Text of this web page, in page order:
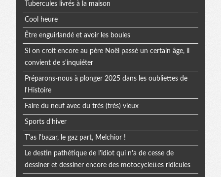
Tubercules livrés à la maison
Cool heure
Être enguirlandé et avoir les boules
Si on croit encore au père Noël passé un certain âge, il
convient de s'inquiéter
Préparons-nous à plonger 2025 dans les oubliettes de
l'Histoire
Faire du neuf avec du très (très) vieux
Sports d'hiver
T'as l'bazar, le gaz part, Melchior !
Le destin pathétique de l'idiot qui n'a de cesse de
dessiner et dessiner encore des motocyclettes ridicules